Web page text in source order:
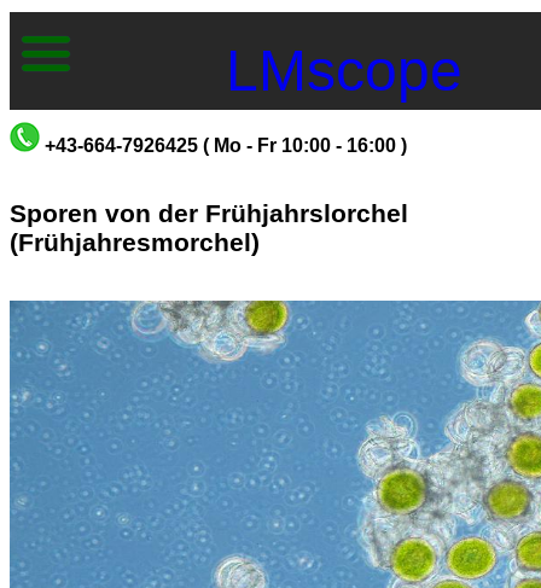
LMscope
+43-664-7926425 ( Mo - Fr 10:00 - 16:00 )
Sporen von der Frühjahrslorchel
(Frühjahresmorchel)